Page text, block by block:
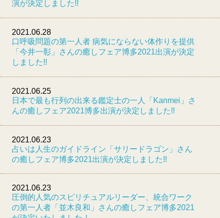
演が決定しました!!
2021.06.28
口呼吸問題の第一人者 病気にならない体作りを提供
「今井一彰」さんの癒しフェア博多2021出演が決定
しました!!
2021.06.25
日本で最も行列の出来る鑑定士の一人「Kanmei」さ
んの癒しフェア2021博多出演が決定しました!!
2021.06.23
占いは人生のガイドライン「サリードラゴン」さん
の癒しフェア博多2021出演が決定しました!!
2021.06.23
圧倒的人気のスピリチュアルリーダー、統合ワーク
の第一人者「並木良和」さんの癒しフェア博多2021